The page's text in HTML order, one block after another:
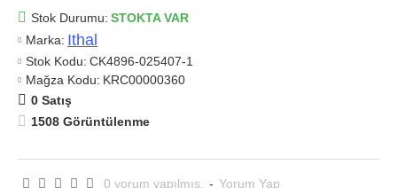
Stok Durumu: STOKTA VAR
Marka: Ithal
Stok Kodu: CK4896-025407-1
Mağza Kodu: KRC00000360
0 Satış
1508 Görüntülenme
0 yorum yapılmış. - Yorum Yap